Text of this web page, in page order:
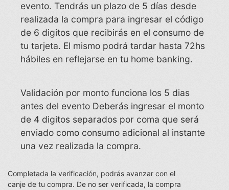
evento. Tendrás un plazo de 5 días desde
realizada la compra para ingresar el código
de 6 digitos que recibirás en el consumo de
tu tarjeta. El mismo podrá tardar hasta 72hs
hábiles en reflejarse en tu home banking.
Validación por monto funciona los 5 dias
antes del evento Deberás ingresar el monto
de 4 digitos separados por coma que será
enviado como consumo adicional al instante
una vez realizada la compra.
Completada la verificación, podrás avanzar con el
canje de tu compra. De no ser verificada, la compra